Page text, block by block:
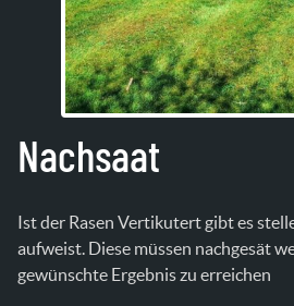
Nachsaat
Ist der Rasen Vertikutert gibt es
aufweist. Diese müssen nachgesät
gewünschte Ergebnis zu erreichen